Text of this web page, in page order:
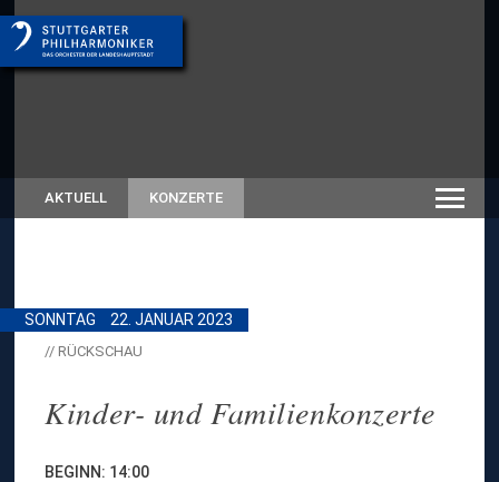
AKTUELL KONZERTE
SONNTAG 22. JANUAR 2023
// RÜCKSCHAU
Kinder- und Familienkonzerte
BEGINN: 14:00